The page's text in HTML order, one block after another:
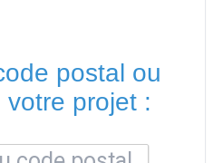
postal ou
votre projet :